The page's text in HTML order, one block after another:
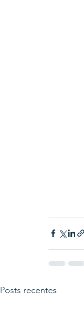
Posts recentes